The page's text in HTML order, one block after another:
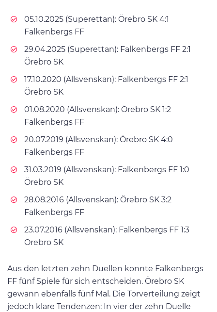
05.10.2025 (Superettan): Örebro SK 4:1
Falkenbergs FF
29.04.2025 (Superettan): Falkenbergs FF 2:1
Örebro SK
17.10.2020 (Allsvenskan): Falkenbergs FF 2:1
Örebro SK
01.08.2020 (Allsvenskan): Örebro SK 1:2
Falkenbergs FF
20.07.2019 (Allsvenskan): Örebro SK 4:0
Falkenbergs FF
31.03.2019 (Allsvenskan): Falkenbergs FF 1:0
Örebro SK
28.08.2016 (Allsvenskan): Örebro SK 3:2
Falkenbergs FF
23.07.2016 (Allsvenskan): Falkenbergs FF 1:3
Örebro SK
Aus den letzten zehn Duellen konnte Falkenbergs
FF fünf Spiele für sich entscheiden. Örebro SK
gewann ebenfalls fünf Mal. Die Torverteilung zeigt
jedoch klare Tendenzen: In vier der zehn Duelle